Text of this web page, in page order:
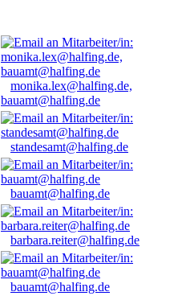
monika.lex@halfing.de,
bauamt@halfing.de
standesamt@halfing.de
bauamt@halfing.de
barbara.reiter@halfing.de
bauamt@halfing.de